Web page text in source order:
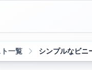
一覧 シンプルなビニ